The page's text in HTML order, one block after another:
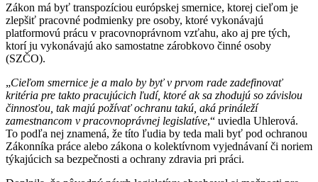
Zákon má byť transpozíciou európskej smernice, ktorej cieľom je
zlepšiť pracovné podmienky pre osoby, ktoré vykonávajú
platformovú prácu v pracovnoprávnom vzťahu, ako aj pre tých,
ktorí ju vykonávajú ako samostatne zárobkovo činné osoby
(SZČO).
„Cieľom smernice je a malo by byť v prvom rade zadefinovať
kritéria pre takto pracujúcich ľudí, ktoré ak sa zhodujú so závislou
činnosťou, tak majú požívať ochranu takú, aká prináleží
zamestnancom v pracovnoprávnej legislatíve,“ uviedla Uhlerová.
To podľa nej znamená, že títo ľudia by teda mali byť pod ochranou
Zákonníka práce alebo zákona o kolektívnom vyjednávaní či noriem
týkajúcich sa bezpečnosti a ochrany zdravia pri práci.